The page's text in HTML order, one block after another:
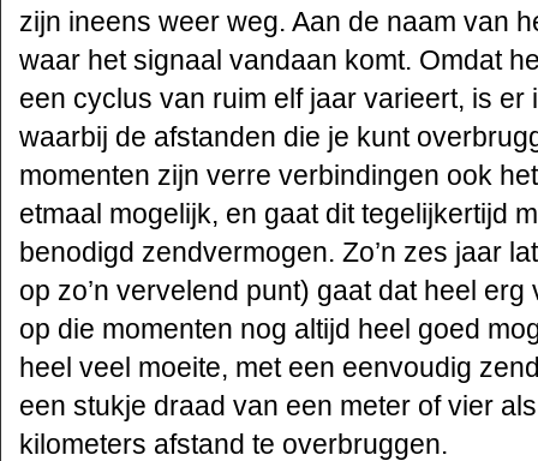
zijn ineens weer weg. Aan de naam van
waar het signaal vandaan komt. Omdat
een cyclus van ruim elf jaar varieert, is
waarbij de afstanden die je kunt
momenten zijn verre verbindingen ook
etmaal mogelijk, en gaat dit tegelijkertijd
benodigd zendvermogen. Zo’n zes jaar
op zo’n vervelend punt) gaat dat heel
op die momenten nog altijd heel goed
heel veel moeite, met een eenvoudig
een stukje draad van een meter of vier
kilometers afstand te overbruggen.